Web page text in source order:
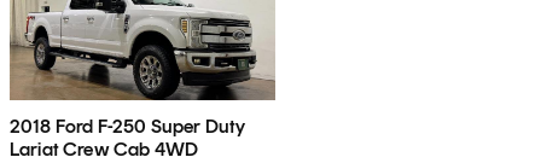
2018 Ford F-250 Super Duty
Lariat Crew Cab 4WD